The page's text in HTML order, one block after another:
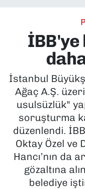
İstanbul
Ağaç A.Ş.
usulsüzlük"
soruşturma
düzenlendi.
Oktay Özel ve
Hancı’nın da
gözaltına
belediye
EKONOMİ
KÜLTÜR
MAGAZİN
POLİTİKA
SAĞLIK
SPOR
Süper Lig
Tüm
Son Dakika
Haber Arşivi